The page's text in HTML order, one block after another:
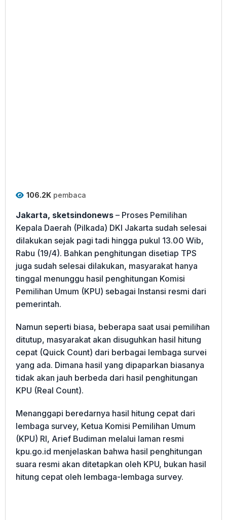
106.2K pembaca
Jakarta, sketsindonews – Proses Pemilihan
Kepala Daerah (Pilkada) DKI Jakarta sudah selesai
dilakukan sejak pagi tadi hingga pukul 13.00 Wib,
Rabu (19/4). Bahkan penghitungan disetiap TPS
juga sudah selesai dilakukan, masyarakat hanya
tinggal menunggu hasil penghitungan Komisi
Pemilihan Umum (KPU) sebagai Instansi resmi dari
pemerintah.
Namun seperti biasa, beberapa saat usai pemilihan
ditutup, masyarakat akan disuguhkan hasil hitung
cepat (Quick Count) dari berbagai lembaga survei
yang ada. Dimana hasil yang dipaparkan biasanya
tidak akan jauh berbeda dari hasil penghitungan
KPU (Real Count).
Menanggapi beredarnya hasil hitung cepat dari
lembaga survey, Ketua Komisi Pemilihan Umum
(KPU) RI, Arief Budiman melalui laman resmi
kpu.go.id menjelaskan bahwa hasil penghitungan
suara resmi akan ditetapkan oleh KPU, bukan hasil
hitung cepat oleh lembaga-lembaga survey.